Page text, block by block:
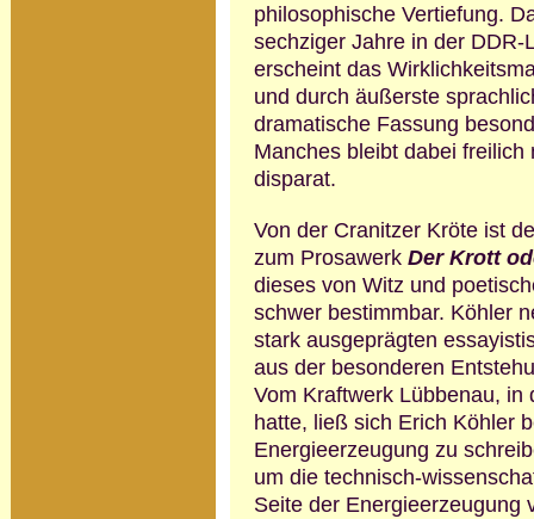
philosophische Vertiefung.
sechziger Jahre in der
erscheint das
und durch äußerste
dramatische Fassung
Manches bleibt dabei
disparat.
Von der Cranitzer Kröte ist
zum Prosawerk Der Krott
dieses von Witz und
schwer bestimmbar. Köhler
stark ausgeprägten
aus der besonderen
Vom Kraftwerk Lübbenau,
hatte, ließ sich Erich Köhler
Energieerzeugung zu
um die technisch-
Seite der Energie­erzeugung